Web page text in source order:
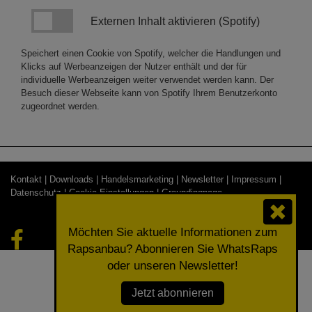
Externen Inhalt aktivieren (Spotify)
Speichert einen Cookie von Spotify, welcher die Handlungen und
Klicks auf Werbeanzeigen der Nutzer enthält und der für
individuelle Werbeanzeigen weiter verwendet werden kann. Der
Besuch dieser Webseite kann von Spotify Ihrem Benutzerkonto
zugeordnet werden.
Möchten Sie aktuelle Informationen zum
Rapsanbau? Abonnieren Sie WhatsRaps
oder unseren Newsletter!
Jetzt abonnieren
Kontakt | Downloads | Handelsmarketing | Newsletter |
Impressum |
Datenschutz |Cookie-Einstellungen| Groundingpage